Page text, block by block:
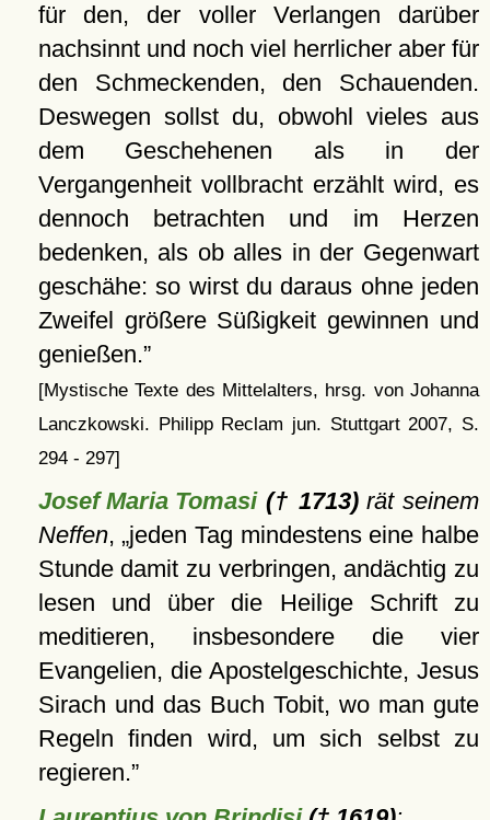
für den, der voller Verlangen darüber
nachsinnt und noch viel herrlicher aber für
den Schmeckenden, den Schauenden.
Deswegen sollst du, obwohl vieles aus
dem Geschehenen als in der
Vergangenheit vollbracht erzählt wird, es
dennoch betrachten und im Herzen
bedenken, als ob alles in der Gegenwart
geschähe: so wirst du daraus ohne jeden
Zweifel größere Süßigkeit gewinnen und
genießen.
[Mystische Texte des Mittelalters, hrsg. von Johanna
Lanczkowski. Philipp Reclam jun. Stuttgart 2007, S.
294 - 297]
Josef Maria Tomasi(† 1713)rät seinem
Neffen, jeden Tag mindestens eine halbe
Stunde damit zu verbringen, andächtig zu
lesen und über die Heilige Schrift zu
meditieren, insbesondere die vier
Evangelien, die Apostelgeschichte, Jesus
Sirach und das Buch Tobit, wo man gute
Regeln finden wird, um sich selbst zu
regieren.